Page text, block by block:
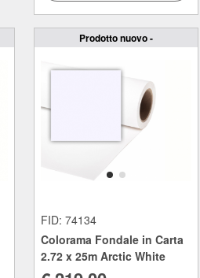
Prodotto nuovo -
FID: 74134
Colorama Fondale in Carta
2.72 x 25m Arctic White